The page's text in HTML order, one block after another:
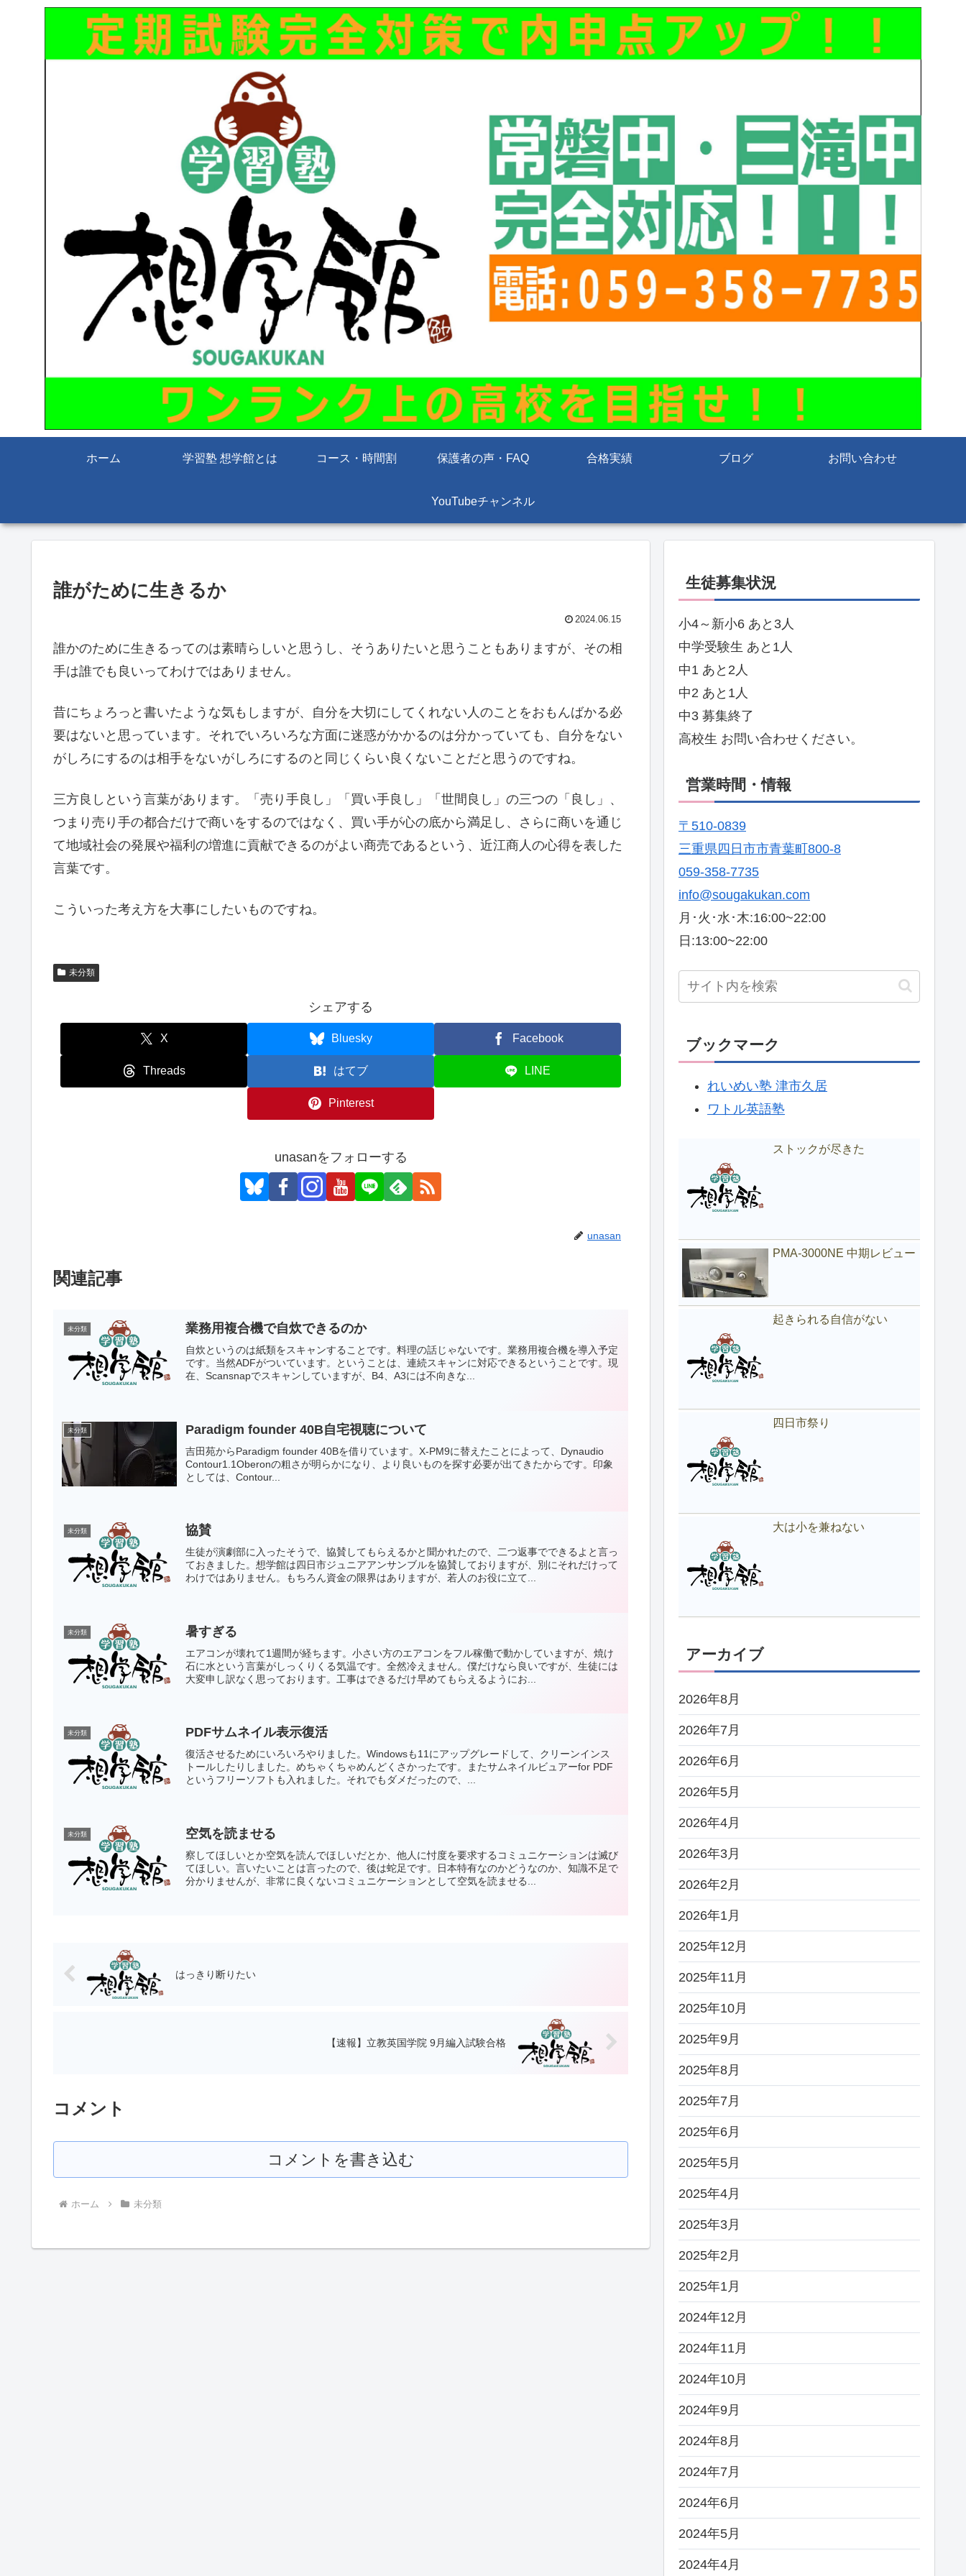
ホーム 学習塾 想学館とは コース・時間割 保護者の声・FAQ 合格実績 ブログ お問い合わせ
YouTubeチャンネル
誰がために生きるか
2024.06.15
誰かのために生きるってのは素晴らしいと思うし、そうありたいと思うこともありますが、その相
手は誰でも良いってわけではありません。
昔にちょろっと書いたような気もしますが、自分を大切にしてくれない人のことをおもんばかる必
要はないと思っています。それでいろいろな方面に迷惑がかかるのは分かっていても、自分をない
がしろにするのは相手をないがしろにするのと同じくらい良くないことだと思うのですね。
三方良しという言葉があります。「売り手良し」「買い手良し」「世間良し」の三つの「良し」、
つまり売り手の都合だけで商いをするのではなく、買い手が心の底から満足し、さらに商いを通じ
て地域社会の発展や福利の増進に貢献できるのがよい商売であるという、近江商人の心得を表した
言葉です。
こういった考え方を大事にしたいものですね。
未分類
シェアする
X Bluesky Facebook
Threads はてブ LINE
Pinterest
unasanをフォローする
unasan
関連記事
未分類 業務用複合機で自炊できるのか
自炊というのは紙類をスキャンすることです。料理の話じゃないです。業務用複合機を導入予定
です。当然ADFがついています。ということは、連続スキャンに対応できるということです。現
在、Scansnapでスキャンしていますが、B4、A3には不向きな...
未分類 Paradigm founder 40B自宅視聴について
吉田苑からParadigm founder 40Bを借りています。X-PM9に替えたことによって、Dynaudio
Contour1.1Oberonの粗さが明らかになり、より良いものを探す必要が出てきたからです。印象
としては、Contour...
未分類 協賛
生徒が演劇部に入ったそうで、協賛してもらえるかと聞かれたので、二つ返事でできるよと言っ
ておきました。想学館は四日市ジュニアアンサンブルを協賛しておりますが、別にそれだけって
わけではありません。もちろん資金の限界はありますが、若人のお役に立て...
未分類 暑すぎる
エアコンが壊れて1週間が経ちます。小さい方のエアコンをフル稼働で動かしていますが、焼け
石に水という言葉がしっくりくる気温です。全然冷えません。僕だけなら良いですが、生徒には
大変申し訳なく思っております。工事はできるだけ早めてもらえるようにお...
未分類 PDFサムネイル表示復活
復活させるためにいろいろやりました。Windowsも11にアップグレードして、クリーンインス
トールしたりしました。めちゃくちゃめんどくさかったです。またサムネイルビュアーfor PDF
というフリーソフトも入れました。それでもダメだったので、...
未分類 空気を読ませる
察してほしいとか空気を読んでほしいだとか、他人に忖度を要求するコミュニケーションは滅び
てほしい。言いたいことは言ったので、後は蛇足です。日本特有なのかどうなのか、知識不足で
分かりませんが、非常に良くないコミュニケーションとして空気を読ませる...
はっきり断りたい
【速報】立教英国学院 9月編入試験合格
コメント
コメントを書き込む
ホーム 未分類
生徒募集状況
小4～新小6 あと3人
中学受験生 あと1人
中1 あと2人
中2 あと1人
中3 募集終了
高校生 お問い合わせください。
営業時間・情報
〒510-0839
三重県四日市市青葉町800-8
059-358-7735
info@sougakukan.com
月･火･水･木:16:00~22:00
日:13:00~22:00
ブックマーク
れいめい塾 津市久居
ワトル英語塾
ストックが尽きた
PMA-3000NE 中期レビュー
起きられる自信がない
四日市祭り
大は小を兼ねない
アーカイブ
2026年8月
2026年7月
2026年6月
2026年5月
2026年4月
2026年3月
2026年2月
2026年1月
2025年12月
2025年11月
2025年10月
2025年9月
2025年8月
2025年7月
2025年6月
2025年5月
2025年4月
2025年3月
2025年2月
2025年1月
2024年12月
2024年11月
2024年10月
2024年9月
2024年8月
2024年7月
2024年6月
2024年5月
2024年4月